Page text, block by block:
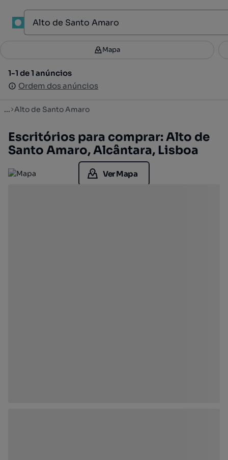
Filtros 3
1-1 de 1 anúncios
Ordem dos anúncios
Mapa
1-1 de 1 anúncios
Ordem dos anúncios
... Alto de Santo Amaro
Escritórios para comprar: Alto de
Santo Amaro, Alcântara, Lisboa
Ver Mapa